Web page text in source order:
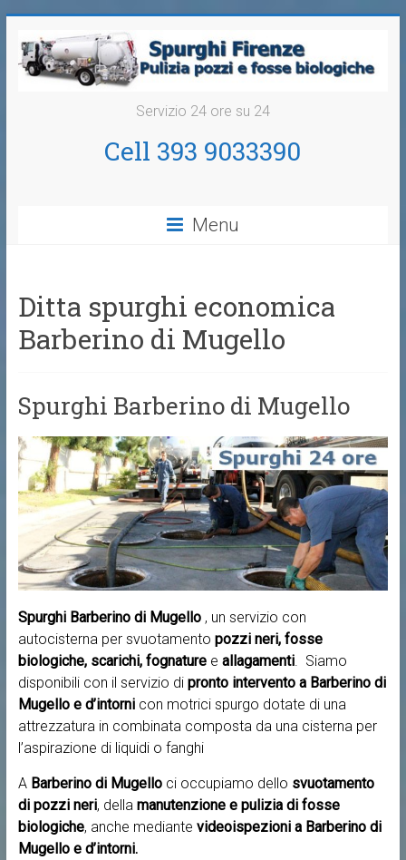
Servizio 24 ore su 24
Cell 393 9033390
Menu
Ditta spurghi economica
Barberino di Mugello
Spurghi Barberino di Mugello
Spurghi Barberino di Mugello , un servizio con
autocisterna per svuotamento pozzi neri, fosse
biologiche, scarichi, fognature e allagamenti. Siamo
disponibili con il servizio di pronto intervento a Barberino di
Mugello e d’intornicon motrici spurgo dotate di una
attrezzatura in combinata composta da una cisterna per
l’aspirazione di liquidi o fanghi
A Barberino di Mugello ci occupiamo dello svuotamento
di pozzi neri, della manutenzione e pulizia di fosse
biologiche, anche mediante videoispezioni a Barberino di
Mugello e d’intorni.